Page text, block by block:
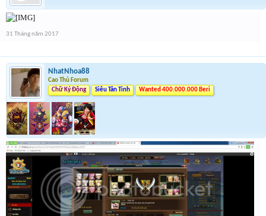
31 Tháng năm 2017
NhatNhoa88
Cao Thủ Forum
Chữ Ký Động
Siêu Tân Tinh Wanted 400.000.000 Beri